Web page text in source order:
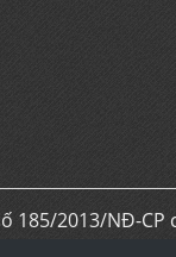
185/2013/NĐ-
rượu ngoại hoạt